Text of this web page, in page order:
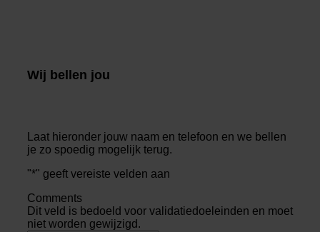
Wij bellen jou
Laat hieronder jouw naam en telefoon en we bellen
je zo spoedig mogelijk terug.
"*" geeft vereiste velden aan
Comments
Dit veld is bedoeld voor validatiedoeleinden en moet
niet worden gewijzigd.